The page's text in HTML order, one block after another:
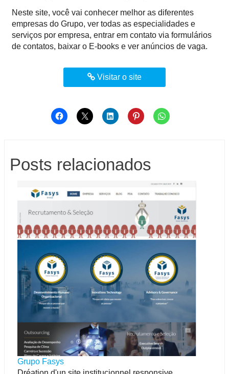
Neste site, você vai conhecer melhor as diferentes
empresas do Grupo, ver todas as especialidades e
serviços por empresa, entrar em contato via formulários
de contatos, baixar o E-books e ver anúncios de vaga.
Visitar o site
Posts relacionados
Grupo Fasys